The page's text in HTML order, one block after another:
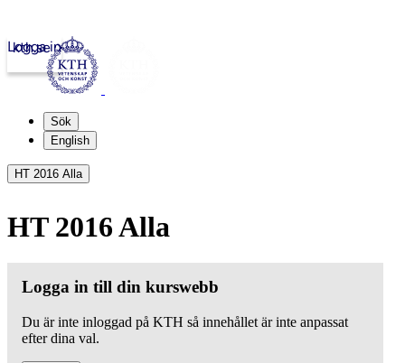
kth.se
Logga in
Sök
English
HT 2016 Alla
HT 2016 Alla
Logga in till din kurswebb
Du är inte inloggad på KTH så innehållet är inte anpassat
efter dina val.